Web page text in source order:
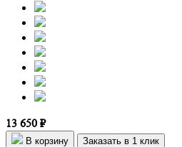
13 650 ₽
В корзину Заказать в 1 клик